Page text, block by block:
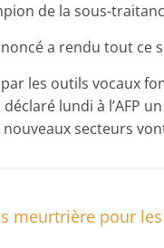
de la sous-
a rendu tout ce
les outils vocaux
lundi à l’AFP
secteurs
meurtrière pour